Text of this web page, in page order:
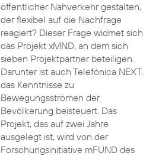
öffentlicher Nahverkehr gestalten,
der flexibel auf die Nachfrage
reagiert? Dieser Frage widmet sich
das Projekt xMND, an dem sich
sieben Projektpartner beteiligen.
Darunter ist auch Telefónica NEXT,
das Kenntnisse zu
Bewegungsströmen der
Bevölkerung beisteuert. Das
Projekt, das auf zwei Jahre
ausgelegt ist, wird von der
Forschungsinitiative mFUND des